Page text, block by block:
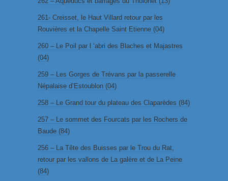
261- Creisset, le Haut Villard retour par les
Rouvières et la Chapelle Saint Etienne (04)
260 – Le Poil par l ‘abri des Blaches et Majastres
(04)
259 – Les Gorges de Trévans par la passerelle
Népalaise d’Estoublon (04)
258 – Le Grand tour du plateau des Claparèdes (84)
257 – Le sommet des Fourcats par les Rochers de
Baude (84)
256 – La Tête des Buisses par le Trou du Rat,
retour par les vallons de La galère et de La Peine
(84)